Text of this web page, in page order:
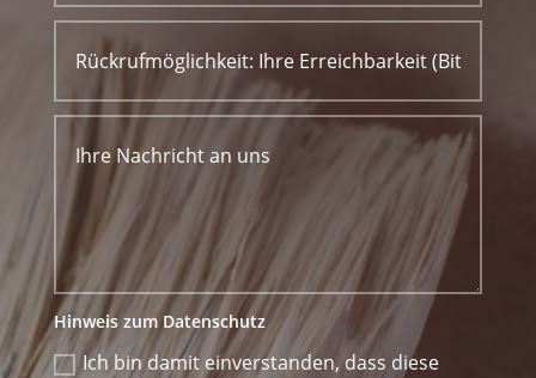
Hinweis zum Datenschutz
Ich bin damit einverstanden, dass diese